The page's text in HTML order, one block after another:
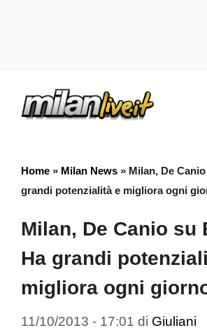
Home » Milan News » Milan, De
grandi potenzialità e migliora ogni
Milan, De Canio su
Ha grandi
migliora ogni
11/10/2013 - 17:01 di Giuliani